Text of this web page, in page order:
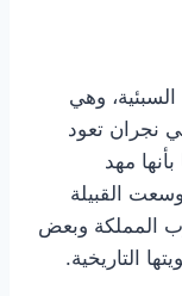
السبئية، وهي
نجران تعود
مهد
القبيلة
المملكة وبعض
التاريخية.